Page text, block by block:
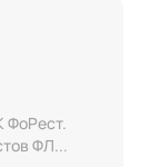
ФЛ...